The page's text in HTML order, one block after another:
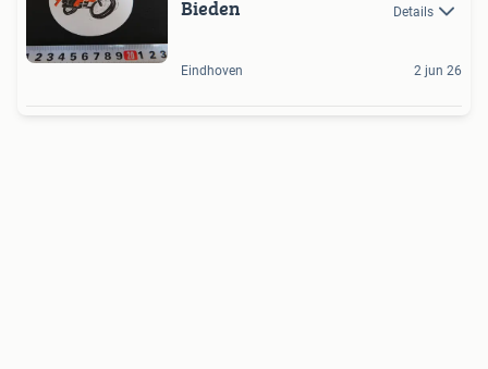
Bieden Details
Eindhoven 2 jun 26